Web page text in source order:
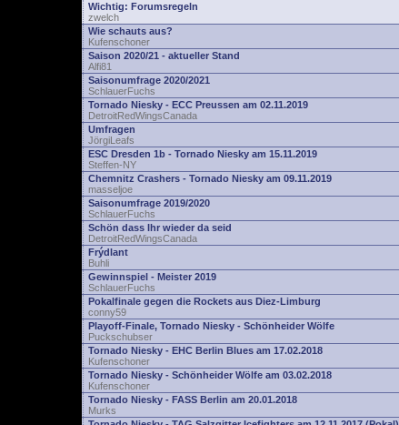
Wichtig: Forumsregeln
zwelch
Wie schauts aus?
Kufenschoner
Saison 2020/21 - aktueller Stand
Alfi81
Saisonumfrage 2020/2021
SchlauerFuchs
Tornado Niesky - ECC Preussen am 02.11.2019
DetroitRedWingsCanada
Umfragen
JörgiLeafs
ESC Dresden 1b - Tornado Niesky am 15.11.2019
Steffen-NY
Chemnitz Crashers - Tornado Niesky am 09.11.2019
masseljoe
Saisonumfrage 2019/2020
SchlauerFuchs
Schön dass Ihr wieder da seid
DetroitRedWingsCanada
Frýdlant
Buhli
Gewinnspiel - Meister 2019
SchlauerFuchs
Pokalfinale gegen die Rockets aus Diez-Limburg
conny59
Playoff-Finale, Tornado Niesky - Schönheider Wölfe
Puckschubser
Tornado Niesky - EHC Berlin Blues am 17.02.2018
Kufenschoner
Tornado Niesky - Schönheider Wölfe am 03.02.2018
Kufenschoner
Tornado Niesky - FASS Berlin am 20.01.2018
Murks